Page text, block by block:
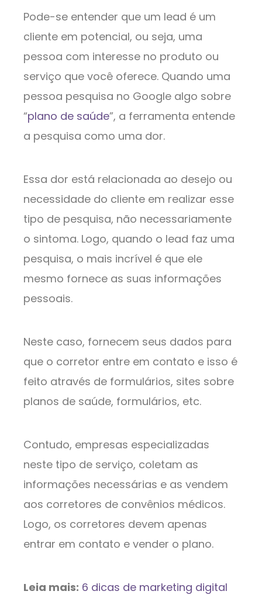
Pode-se entender que um lead é um
cliente em potencial, ou seja, uma
pessoa com interesse no produto ou
serviço que você oferece. Quando uma
pessoa pesquisa no Google algo sobre
“plano de saúde”, a ferramenta entende
a pesquisa como uma dor.
Essa dor está relacionada ao desejo ou
necessidade do cliente em realizar esse
tipo de pesquisa, não necessariamente
o sintoma. Logo, quando o lead faz uma
pesquisa, o mais incrível é que ele
mesmo fornece as suas informações
pessoais.
Neste caso, fornecem seus dados para
que o corretor entre em contato e isso é
feito através de formulários, sites sobre
planos de saúde, formulários, etc.
Contudo, empresas especializadas
neste tipo de serviço, coletam as
informações necessárias e as vendem
aos corretores de convênios médicos.
Logo, os corretores devem apenas
entrar em contato e vender o plano.
Leia mais: 6 dicas de marketing digital